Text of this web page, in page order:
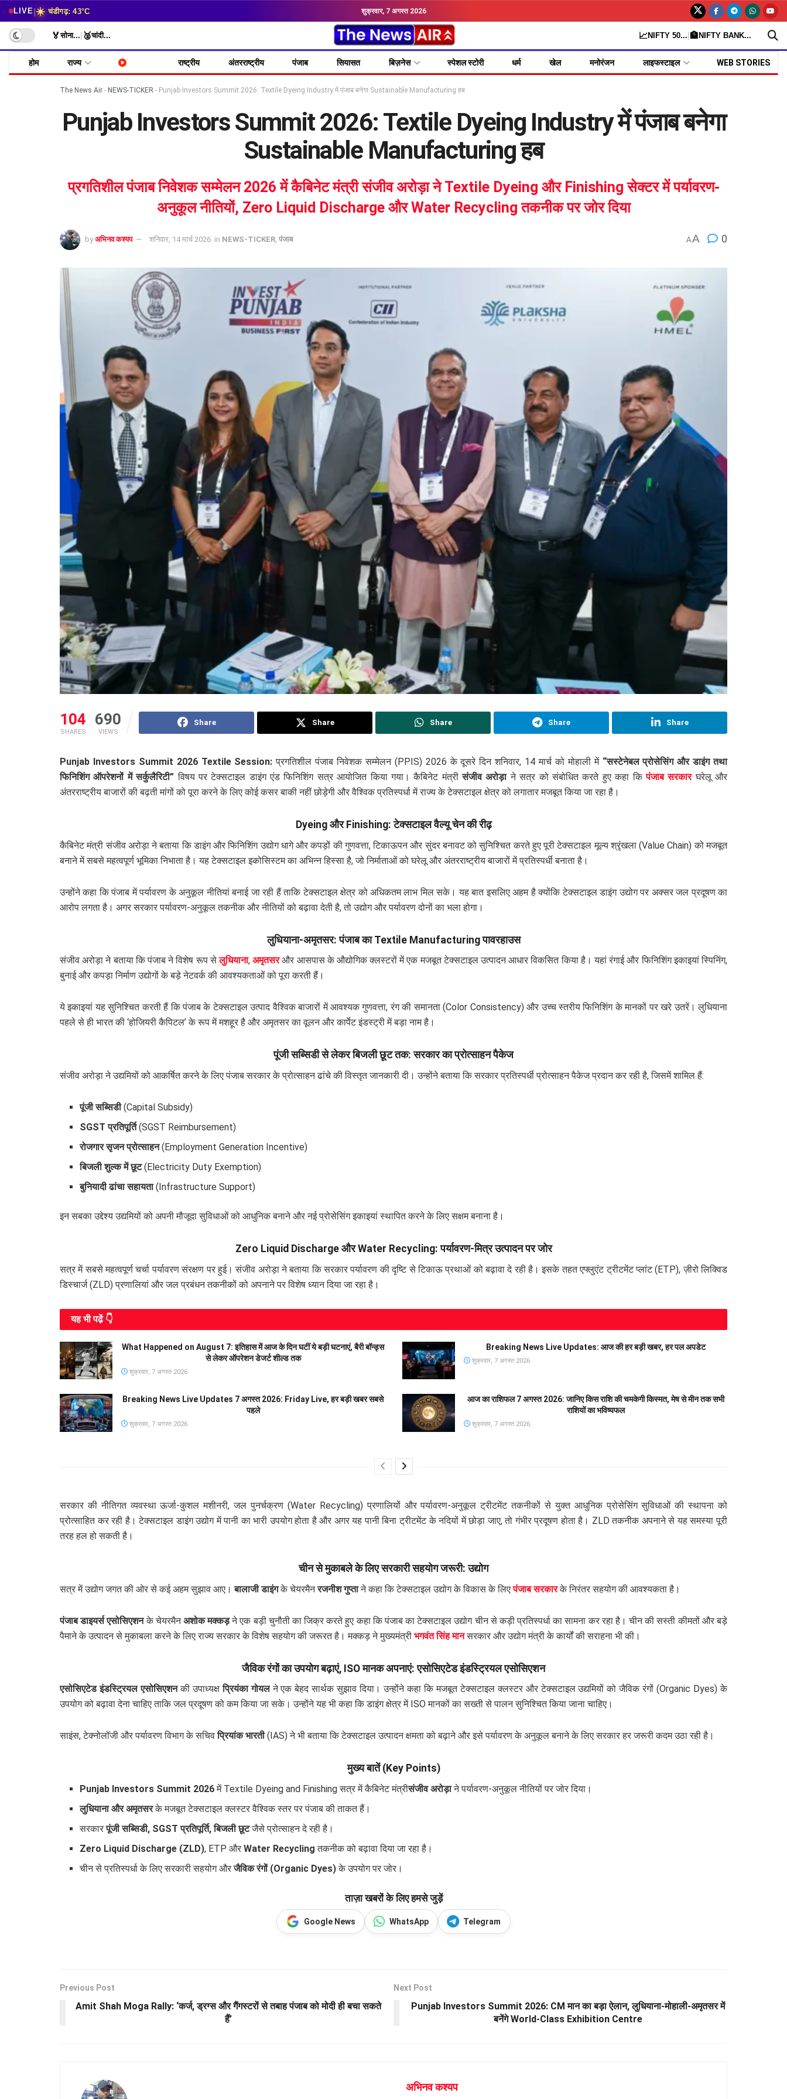
LIVE|☀️ चंडीगढ़: 43°C शुक्रवार, 7 अगस्त 2026
🏅सोना... 🥈चांदी... 📈NIFTY 50... 🏦NIFTY BANK...
होम राज्य राष्ट्रीय अंतरराष्ट्रीय पंजाब सियासत बिज़नेस स्पेशल स्टोरी धर्म खेल मनोरंजन लाइफस्टाइल WEB STORIES
The News Air - NEWS-TICKER - Punjab Investors Summit 2026: Textile Dyeing Industry में पंजाब बनेगा Sustainable Manufacturing हब
Punjab Investors Summit 2026: Textile Dyeing Industry में पंजाब बनेगा
Sustainable Manufacturing हब
प्रगतिशील पंजाब निवेशक सम्मेलन 2026 में कैबिनेट मंत्री संजीव अरोड़ा ने Textile Dyeing और Finishing सेक्टर में पर्यावरण-
अनुकूल नीतियों, Zero Liquid Discharge और Water Recycling तकनीक पर जोर दिया
by अभिनव कश्यप शनिवार, 14 मार्च 2026 in NEWS-TICKER पंजाब AA 0
104
SHARES
690
VIEWS
Share Share Share Share Share
Punjab Investors Summit 2026 Textile Session: प्रगतिशील पंजाब निवेशक सम्मेलन (PPIS) 2026 के दूसरे दिन शनिवार, 14 मार्च को मोहाली में “सस्टेनेबल प्रोसेसिंग और डाइंग तथा
फिनिशिंग ऑपरेशनों में सर्कुलैरिटी” विषय पर टेक्सटाइल डाइंग एंड फिनिशिंग सत्र आयोजित किया गया। कैबिनेट मंत्रीसंजीव अरोड़ाने सत्र को संबोधित करते हुए कहा किपंजाब सरकारघरेलू और
अंतरराष्ट्रीय बाजारों की बढ़ती मांगों को पूरा करने के लिए कोई कसर बाकी नहीं छोड़ेगी और वैश्विक प्रतिस्पर्धा में राज्य के टेक्सटाइल क्षेत्र को लगातार मजबूत किया जा रहा है।
Dyeing और Finishing: टेक्सटाइल वैल्यू चेन की रीढ़
कैबिनेट मंत्री संजीव अरोड़ा ने बताया कि डाइंग और फिनिशिंग उद्योग धागे और कपड़ों की गुणवत्ता, टिकाऊपन और सुंदर बनावट को सुनिश्चित करते हुए पूरी टेक्सटाइल मूल्य श्रृंखला (Value Chain) को मजबूत
बनाने में सबसे महत्वपूर्ण भूमिका निभाता है। यह टेक्सटाइल इकोसिस्टम का अभिन्न हिस्सा है, जो निर्माताओं को घरेलू और अंतरराष्ट्रीय बाजारों में प्रतिस्पर्धी बनाता है।
उन्होंने कहा कि पंजाब में पर्यावरण के अनुकूल नीतियां बनाई जा रही हैं ताकि टेक्सटाइल क्षेत्र को अधिकतम लाभ मिल सके। यह बात इसलिए अहम है क्योंकि टेक्सटाइल डाइंग उद्योग पर अक्सर जल प्रदूषण का
आरोप लगता है। अगर सरकार पर्यावरण-अनुकूल तकनीक और नीतियों को बढ़ावा देती है, तो उद्योग और पर्यावरण दोनों का भला होगा।
लुधियाना-अमृतसर: पंजाब का Textile Manufacturing पावरहाउस
संजीव अरोड़ा ने बताया कि पंजाब ने विशेष रूप सेलुधियाना,अमृतसरऔर आसपास के औद्योगिक क्लस्टरों में एक मजबूत टेक्सटाइल उत्पादन आधार विकसित किया है। यहां रंगाई और फिनिशिंग इकाइयां स्पिनिंग,
बुनाई और कपड़ा निर्माण उद्योगों के बड़े नेटवर्क की आवश्यकताओं को पूरा करती हैं।
ये इकाइयां यह सुनिश्चित करती हैं कि पंजाब के टेक्सटाइल उत्पाद वैश्विक बाजारों में आवश्यक गुणवत्ता, रंग की समानता (Color Consistency) और उच्च स्तरीय फिनिशिंग के मानकों पर खरे उतरें। लुधियाना
पहले से ही भारत की ‘होजियरी कैपिटल’ के रूप में मशहूर है और अमृतसर का वूलन और कार्पेट इंडस्ट्री में बड़ा नाम है।
पूंजी सब्सिडी से लेकर बिजली छूट तक: सरकार का प्रोत्साहन पैकेज
संजीव अरोड़ा ने उद्यमियों को आकर्षित करने के लिए पंजाब सरकार के प्रोत्साहन ढांचे की विस्तृत जानकारी दी। उन्होंने बताया कि सरकार प्रतिस्पर्धी प्रोत्साहन पैकेज प्रदान कर रही है, जिसमें शामिल हैं:
पूंजी सब्सिडी(Capital Subsidy)
SGST प्रतिपूर्ति(SGST Reimbursement)
रोजगार सृजन प्रोत्साहन(Employment Generation Incentive)
बिजली शुल्क में छूट(Electricity Duty Exemption)
बुनियादी ढांचा सहायता(Infrastructure Support)
इन सबका उद्देश्य उद्यमियों को अपनी मौजूदा सुविधाओं को आधुनिक बनाने और नई प्रोसेसिंग इकाइयां स्थापित करने के लिए सक्षम बनाना है।
Zero Liquid Discharge और Water Recycling: पर्यावरण-मित्र उत्पादन पर जोर
सत्र में सबसे महत्वपूर्ण चर्चा पर्यावरण संरक्षण पर हुई। संजीव अरोड़ा ने बताया कि सरकार पर्यावरण की दृष्टि से टिकाऊ प्रथाओं को बढ़ावा दे रही है। इसके तहत एफ्लुएंट ट्रीटमेंट प्लांट (ETP), ज़ीरो लिक्विड
डिस्चार्ज (ZLD) प्रणालियां और जल प्रबंधन तकनीकों को अपनाने पर विशेष ध्यान दिया जा रहा है।
यह भी पढे़ं 👇
What Happened on August 7: इतिहास में आज के दिन घटीं ये बड़ी घटनाएं, बैरी बॉन्ड्स
से लेकर ऑपरेशन डेजर्ट शील्ड तक
शुक्रवार, 7 अगस्त 2026
Breaking News Live Updates: आज की हर बड़ी खबर, हर पल अपडेट
शुक्रवार, 7 अगस्त 2026
Breaking News Live Updates 7 अगस्त 2026: Friday Live, हर बड़ी खबर सबसे
पहले
शुक्रवार, 7 अगस्त 2026
आज का राशिफल 7 अगस्त 2026: जानिए किस राशि की चमकेगी किस्मत, मेष से मीन तक सभी
राशियों का भविष्यफल
शुक्रवार, 7 अगस्त 2026
सरकार की नीतिगत व्यवस्था ऊर्जा-कुशल मशीनरी, जल पुनर्चक्रण (Water Recycling) प्रणालियों और पर्यावरण-अनुकूल ट्रीटमेंट तकनीकों से युक्त आधुनिक प्रोसेसिंग सुविधाओं की स्थापना को
प्रोत्साहित कर रही है। टेक्सटाइल डाइंग उद्योग में पानी का भारी उपयोग होता है और अगर यह पानी बिना ट्रीटमेंट के नदियों में छोड़ा जाए, तो गंभीर प्रदूषण होता है। ZLD तकनीक अपनाने से यह समस्या पूरी
तरह हल हो सकती है।
चीन से मुकाबले के लिए सरकारी सहयोग जरूरी: उद्योग
सत्र में उद्योग जगत की ओर से कई अहम सुझाव आए।बालाजी डाइंगके चेयरमैनरजनीश गुप्ताने कहा कि टेक्सटाइल उद्योग के विकास के लिएपंजाब सरकारके निरंतर सहयोग की आवश्यकता है।
पंजाब डाइयर्स एसोसिएशनके चेयरमैनअशोक मक्कड़ने एक बड़ी चुनौती का जिक्र करते हुए कहा कि पंजाब का टेक्सटाइल उद्योग चीन से कड़ी प्रतिस्पर्धा का सामना कर रहा है। चीन की सस्ती कीमतों और बड़े
पैमाने के उत्पादन से मुकाबला करने के लिए राज्य सरकार के विशेष सहयोग की जरूरत है। मक्कड़ ने मुख्यमंत्री भगवंत सिंह मानसरकार और उद्योग मंत्री के कार्यों की सराहना भी की।
जैविक रंगों का उपयोग बढ़ाएं, ISO मानक अपनाएं: एसोसिएटेड इंडस्ट्रियल एसोसिएशन
एसोसिएटेड इंडस्ट्रियल एसोसिएशनकी उपाध्यक्षप्रियंका गोयलने एक बेहद सार्थक सुझाव दिया। उन्होंने कहा कि मजबूत टेक्सटाइल क्लस्टर और टेक्सटाइल उद्यमियों को जैविक रंगों (Organic Dyes) के
उपयोग को बढ़ावा देना चाहिए ताकि जल प्रदूषण को कम किया जा सके। उन्होंने यह भी कहा कि डाइंग क्षेत्र में ISO मानकों का सख्ती से पालन सुनिश्चित किया जाना चाहिए।
साइंस, टेक्नोलॉजी और पर्यावरण विभाग के सचिवप्रियांक भारती(IAS) ने भी बताया कि टेक्सटाइल उत्पादन क्षमता को बढ़ाने और इसे पर्यावरण के अनुकूल बनाने के लिए सरकार हर जरूरी कदम उठा रही है।
मुख्य बातें (Key Points)
Punjab Investors Summit 2026में Textile Dyeing and Finishing सत्र में कैबिनेट मंत्रीसंजीव अरोड़ाने पर्यावरण-अनुकूल नीतियों पर जोर दिया।
लुधियाना और अमृतसरके मजबूत टेक्सटाइल क्लस्टर वैश्विक स्तर पर पंजाब की ताकत हैं।
सरकारपूंजी सब्सिडी, SGST प्रतिपूर्ति, बिजली छूटजैसे प्रोत्साहन दे रही है।
Zero Liquid Discharge (ZLD), ETP औरWater Recycling तकनीक को बढ़ावा दिया जा रहा है।
चीन से प्रतिस्पर्धा के लिए सरकारी सहयोग औरजैविक रंगों (Organic Dyes)के उपयोग पर जोर।
ताज़ा खबरों के लिए हमसे जुड़ें
Google News WhatsApp Telegram
Previous Post
Amit Shah Moga Rally: ‘कर्ज, ड्रग्स और गैंगस्टरों से तबाह पंजाब को मोदी ही बचा सकते
हैं’
Next Post
Punjab Investors Summit 2026: CM मान का बड़ा ऐलान, लुधियाना-मोहाली-अमृतसर में
बनेंगे World-Class Exhibition Centre
अभिनव कश्यप